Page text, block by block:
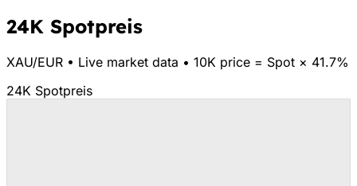
24K Spotpreis
XAU/EUR • Live market data • 10K price = Spot × 41.7%
24K Spotpreis